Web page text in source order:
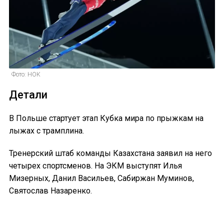
Фото: НОК
Детали
В Польше стартует этап Кубка мира по прыжкам на
лыжах с трамплина.
Тренерский штаб команды Казахстана заявил на него
четырех спортсменов. На ЭКМ выступят Илья
Мизерных, Данил Васильев, Сабиржан Муминов,
Святослав Назаренко.